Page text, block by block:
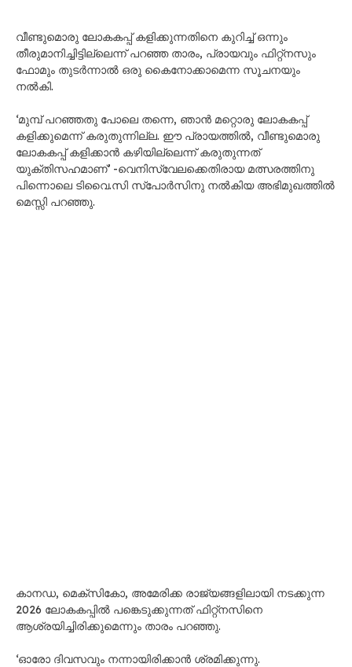
വീണ്ടുമൊരു ലോകകപ്പ് കളിക്കുന്നതിനെ കുറിച്ച് ഒന്നും
തീരുമാനിച്ചിട്ടില്ലെന്ന് പറഞ്ഞ താരം, പ്രായവും ഫിറ്റ്നസും
ഫോമും തുടർന്നാൽ ഒരു കൈനോക്കാമെന്ന സൂചനയും
നൽകി.
‘മുമ്പ് പറഞ്ഞതു പോലെ തന്നെ, ഞാൻ മറ്റൊരു ലോകകപ്പ്
കളിക്കുമെന്ന് കരുതുന്നില്ല. ഈ പ്രായത്തിൽ, വീണ്ടുമൊരു
ലോകകപ്പ് കളിക്കാൻ കഴിയില്ലെന്ന് കരുതുന്നത്
യുക്തിസഹമാണ്’ -വെനിസ്വേലക്കെതിരായ മത്സരത്തിനു
പിന്നൊലെ ടിവൈ.സി സ്​പോർസിനു നൽകിയ അഭിമുഖത്തിൽ
മെസ്സി പറഞ്ഞു.
കാനഡ, മെക്സികോ, അമേരിക്ക രാജ്യങ്ങളിലായി നടക്കുന്ന
2026 ലോകകപ്പിൽ പങ്കെടുക്കുന്നത് ഫിറ്റ്നസിനെ
ആശ്രയിച്ചിരിക്കുമെന്നും താരം പറഞ്ഞു.
‘ഓരോ ദിവസവും നന്നായിരിക്കാൻ ശ്രമിക്കുന്നു.